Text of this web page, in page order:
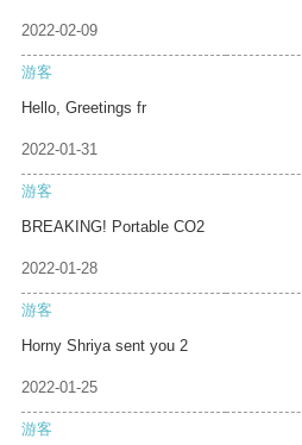
2022-02-09
游客
Hello, Greetings fr
2022-01-31
游客
BREAKING! Portable CO2
2022-01-28
游客
Horny Shriya sent you 2
2022-01-25
游客